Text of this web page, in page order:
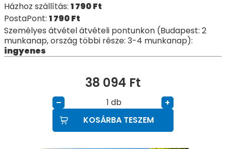
Házhoz szállítás: 1 790Ft
PostaPont: 1 790Ft
Személyes átvétel átvételi pontunkon (Budapest: 2
munkanap, ország többi része: 3-4 munkanap):
ingyenes
38 094 Ft
– db
+
KOSÁRBA TESZEM